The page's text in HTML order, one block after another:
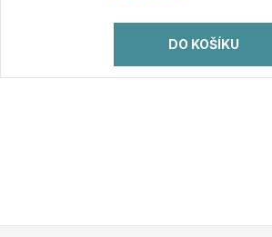
DO KOŠÍKU